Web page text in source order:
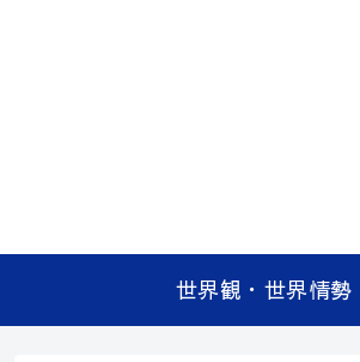
世界観・世界情勢